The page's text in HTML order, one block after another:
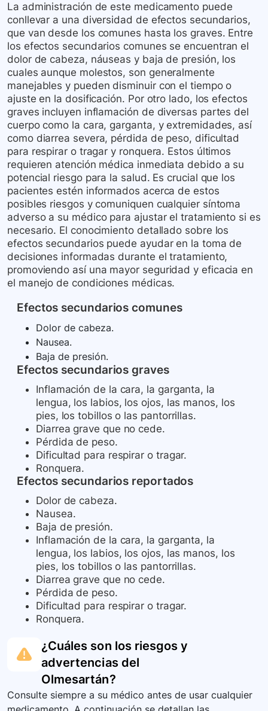
La administración de este medicamento puede
conllevar a una diversidad de efectos secundarios,
que van desde los comunes hasta los graves. Entre
los efectos secundarios comunes se encuentran el
dolor de cabeza, náuseas y baja de presión, los
cuales aunque molestos, son generalmente
manejables y pueden disminuir con el tiempo o
ajuste en la dosificación. Por otro lado, los efectos
graves incluyen inflamación de diversas partes del
cuerpo como la cara, garganta, y extremidades, así
como diarrea severa, pérdida de peso, dificultad
para respirar o tragar y ronquera. Estos últimos
requieren atención médica inmediata debido a su
potencial riesgo para la salud. Es crucial que los
pacientes estén informados acerca de estos
posibles riesgos y comuniquen cualquier síntoma
adverso a su médico para ajustar el tratamiento si es
necesario. El conocimiento detallado sobre los
efectos secundarios puede ayudar en la toma de
decisiones informadas durante el tratamiento,
promoviendo así una mayor seguridad y eficacia en
el manejo de condiciones médicas.
Efectos secundarios comunes
Dolor de cabeza.
Nausea.
Baja de presión.
Efectos secundarios graves
Inflamación de la cara, la garganta, la
lengua, los labios, los ojos, las manos, los
pies, los tobillos o las pantorrillas.
Diarrea grave que no cede.
Pérdida de peso.
Dificultad para respirar o tragar.
Ronquera.
Efectos secundarios reportados
Dolor de cabeza.
Nausea.
Baja de presión.
Inflamación de la cara, la garganta, la
lengua, los labios, los ojos, las manos, los
pies, los tobillos o las pantorrillas.
Diarrea grave que no cede.
Pérdida de peso.
Dificultad para respirar o tragar.
Ronquera.
¿Cuáles son los riesgos y
advertencias del
Olmesartán?
Consulte siempre a su médico antes de usar cualquier